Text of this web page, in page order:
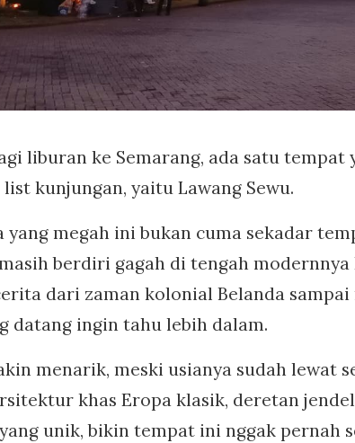
liburan ke Semarang, ada satu
kunjungan, yaitu Lawang Sewu.
yang megah ini bukan cuma sekadar
berdiri gagah di tengah
dari zaman kolonial Belanda
datang ingin tahu lebih dalam.
menarik, meski usianya sudah lewat
khas Eropa klasik, deretan
unik, bikin tempat ini nggak pernah